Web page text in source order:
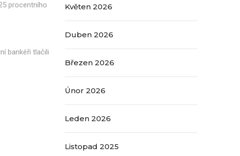
procentního
bankéři tlačili
Květen 2026
Duben 2026
Březen 2026
Únor 2026
Leden 2026
Listopad 2025